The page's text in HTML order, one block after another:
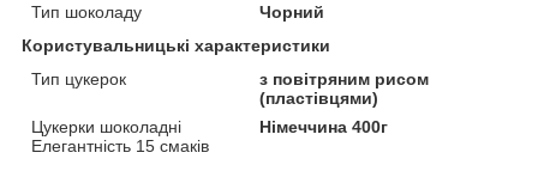
Тип шоколаду
Чорний
Користувальницькі характеристики
Тип цукерок
з повітряним рисом
(пластівцями)
Цукерки шоколадні
Елегантність 15 смаків
Німеччина 400г